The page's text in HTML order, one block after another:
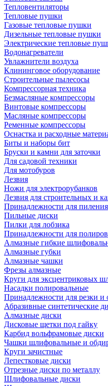
Тепловентиляторы
Тепловые пушки
Газовые тепловые пушки
Дизельные тепловые пушки
Электрические тепловые
Водонагреватели
Увлажнители воздуха
Клининговое оборудование
Строительные пылесосы
Компрессорная техника
Безмасляные компрессоры
Винтовые компрессоры
Масляные компрессоры
Ременные компрессоры
Оснастка и расходные
Биты и наборы бит
Бруски и камни для заточки
Для садовой техники
Для мотобуров
Лезвия
Ножи для электрорубанков
Лезвия для строительных и
Принадлежности для пиления
Пильные диски
Пилки для лобзика
Принадлежности для
Алмазные гибкие
Алмазные губки
Алмазные чашки
Фрезы алмазные
Круги для эксцентриковых
Насадки полировальные
Принадлежности для резки и
Абразивные синтетические
Алмазные диски
Дисковые щетки под гайку
Карбид вольфрамовые диски
Чашки шлифовальные и
Круги зачистные
Лепестковые диски
Отрезные диски по металлу
Шлифовальные диски